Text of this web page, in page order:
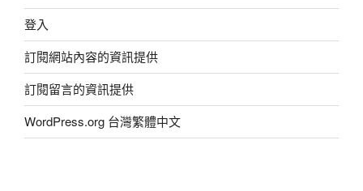
登入
訂閱網站內容的資訊提供
訂閱留言的資訊提供
WordPress.org 台灣繁體中文